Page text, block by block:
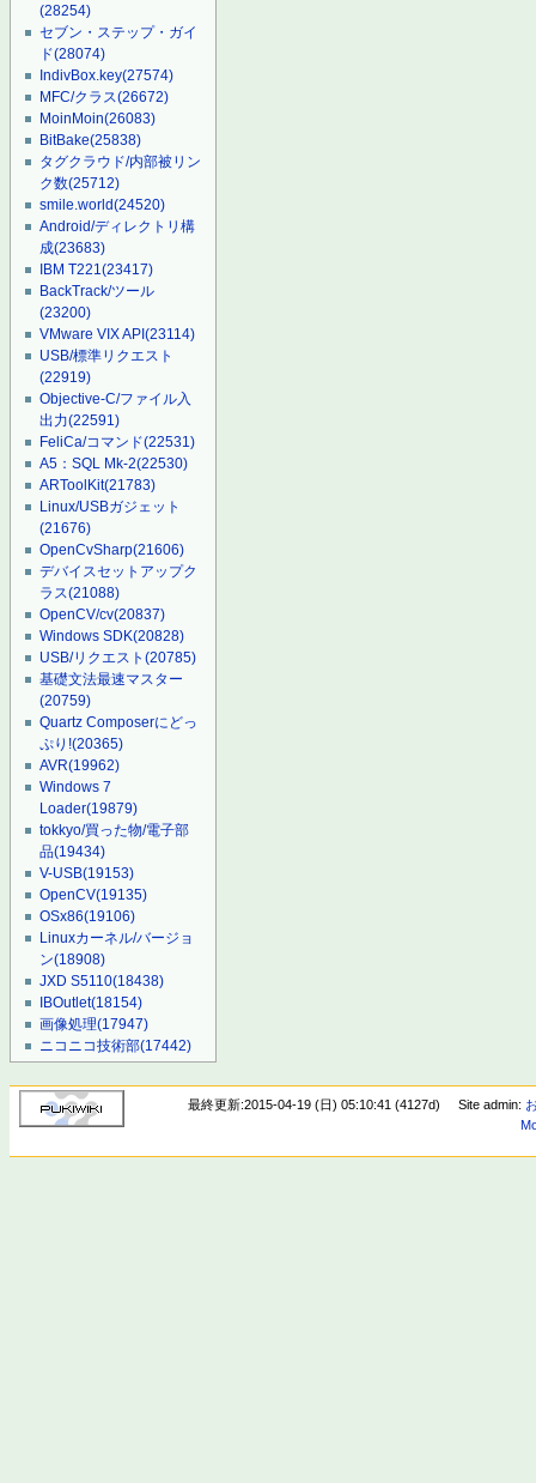
(28254)
セブン・ステップ・ガイ
ド(28074)
IndivBox.key(27574)
MFC/クラス(26672)
MoinMoin(26083)
BitBake(25838)
タグクラウド/内部被リン
ク数(25712)
smile.world(24520)
Android/ディレクトリ構
成(23683)
IBM T221(23417)
BackTrack/ツール
(23200)
VMware VIX API(23114)
USB/標準リクエスト
(22919)
Objective-C/ファイル入
出力(22591)
FeliCa/コマンド(22531)
A5：SQL Mk-2(22530)
ARToolKit(21783)
Linux/USBガジェット
(21676)
OpenCvSharp(21606)
デバイスセットアップク
ラス(21088)
OpenCV/cv(20837)
Windows SDK(20828)
USB/リクエスト(20785)
基礎文法最速マスター
(20759)
Quartz Composerにどっ
ぷり!(20365)
AVR(19962)
Windows 7
Loader(19879)
tokkyo/買った物/電子部
品(19434)
V-USB(19153)
OpenCV(19135)
OSx86(19106)
Linuxカーネル/バージョ
ン(18908)
JXD S5110(18438)
IBOutlet(18154)
画像処理(17947)
ニコニコ技術部(17442)
最終更新:2015-04-19 (日) 05:10:41 (4127d) Site admin: